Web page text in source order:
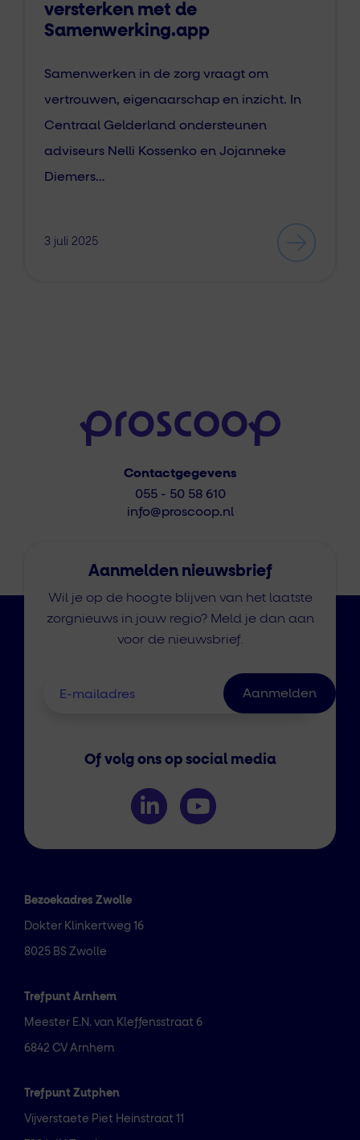
versterken met de
Samenwerking.app
Samenwerken in de zorg vraagt om
vertrouwen, eigenaarschap en inzicht. In
Centraal Gelderland ondersteunen
adviseurs Nelli Kossenko en Jojanneke
Diemers…
3 juli 2025
Contactgegevens
055 - 50 58 610
info@proscoop.nl
Bezoekadres Zwolle
Dokter Klinkertweg 16
8025 BS Zwolle
Trefpunt Arnhem
Meester E.N. van Kleffensstraat 6
6842 CV Arnhem
Trefpunt Zutphen
Vijverstaete Piet Heinstraat 11
Aanmelden nieuwsbrief
Wil je op de hoogte blijven van het laatste
zorgnieuws in jouw regio? Meld je dan aan
voor de nieuwsbrief.
Of volg ons op social media